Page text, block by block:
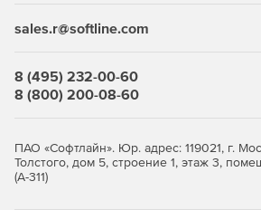
распространяется на:
Различные виды устройств
Большое число программ
sales.r@softline.com
8 (495) 232-00-60
8 (800) 200-08-60
ПАО «Софтлайн». Юр. адрес: 119021, г.
Толстого, дом 5, строение 1, этаж 3,
(А-311)